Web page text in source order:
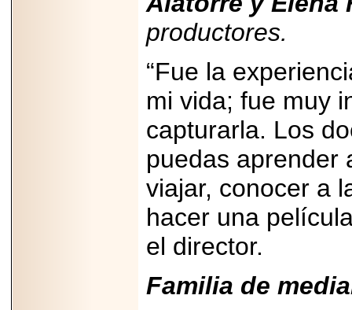
productores.
“Fue la
mi vida; fue muy
capturarla. Los
puedas aprender
viajar, conocer a
hacer una
el director.
Familia de